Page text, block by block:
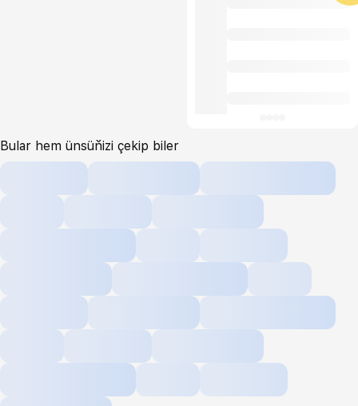
Bular hem ünsüňizi çekip biler